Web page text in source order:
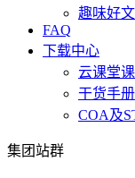
趣味好文
FAQ
下载中心
云课堂
干货手册
COA及
集团站群